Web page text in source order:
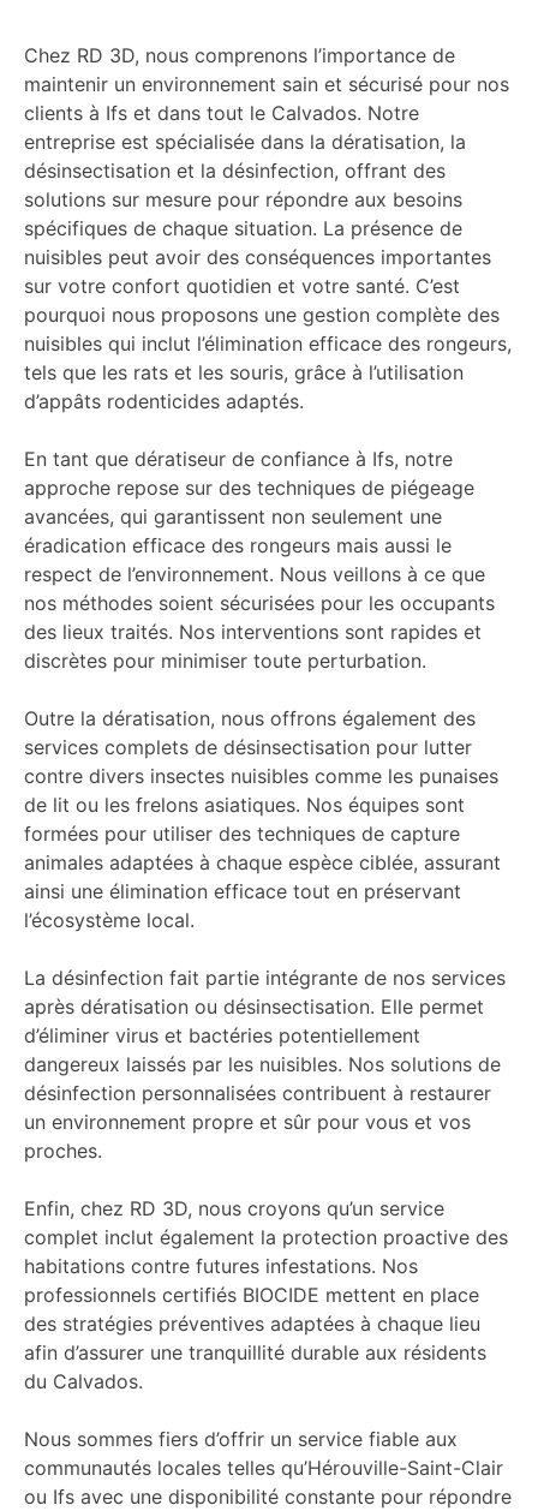
Chez RD 3D, nous comprenons l’importance de
maintenir un environnement sain et sécurisé pour nos
clients à Ifs et dans tout le Calvados. Notre
entreprise est spécialisée dans la dératisation, la
désinsectisation et la désinfection, offrant des
solutions sur mesure pour répondre aux besoins
spécifiques de chaque situation. La présence de
nuisibles peut avoir des conséquences importantes
sur votre confort quotidien et votre santé. C’est
pourquoi nous proposons une gestion complète des
nuisibles qui inclut l’élimination efficace des rongeurs,
tels que les rats et les souris, grâce à l’utilisation
d’appâts rodenticides adaptés.
En tant que dératiseur de confiance à Ifs, notre
approche repose sur des techniques de piégeage
avancées, qui garantissent non seulement une
éradication efficace des rongeurs mais aussi le
respect de l’environnement. Nous veillons à ce que
nos méthodes soient sécurisées pour les occupants
des lieux traités. Nos interventions sont rapides et
discrètes pour minimiser toute perturbation.
Outre la dératisation, nous offrons également des
services complets de désinsectisation pour lutter
contre divers insectes nuisibles comme les punaises
de lit ou les frelons asiatiques. Nos équipes sont
formées pour utiliser des techniques de capture
animales adaptées à chaque espèce ciblée, assurant
ainsi une élimination efficace tout en préservant
l’écosystème local.
La désinfection fait partie intégrante de nos services
après dératisation ou désinsectisation. Elle permet
d’éliminer virus et bactéries potentiellement
dangereux laissés par les nuisibles. Nos solutions de
désinfection personnalisées contribuent à restaurer
un environnement propre et sûr pour vous et vos
proches.
Enfin, chez RD 3D, nous croyons qu’un service
complet inclut également la protection proactive des
habitations contre futures infestations. Nos
professionnels certifiés BIOCIDE mettent en place
des stratégies préventives adaptées à chaque lieu
afin d’assurer une tranquillité durable aux résidents
du Calvados.
Nous sommes fiers d’offrir un service fiable aux
communautés locales telles qu’Hérouville-Saint-Clair
ou Ifs avec une disponibilité constante pour répondre